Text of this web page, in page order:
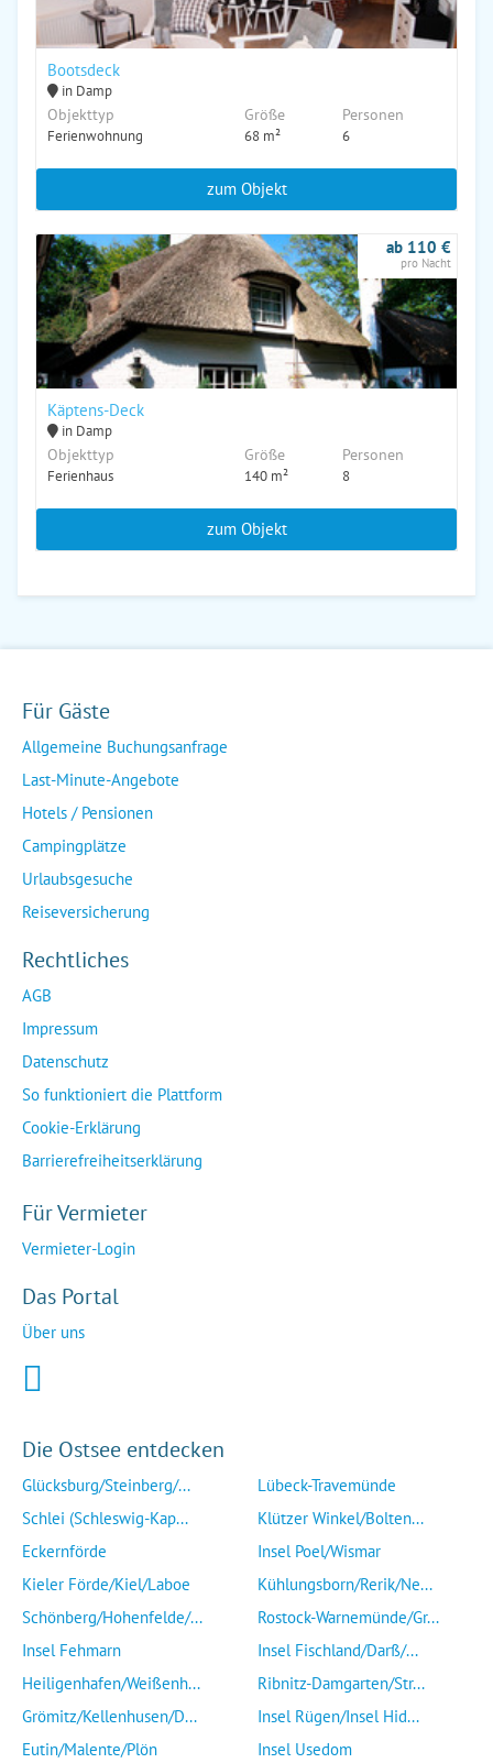
Bootsdeck
in Damp
Objekttyp
Ferienwohnung
Größe
68 m²
Personen
6
zum Objekt
Käptens-Deck
in Damp
Objekttyp
Ferienhaus
Größe
140 m²
Personen
8
ab 110 €
pro Nacht
zum Objekt
Für Gäste
Allgemeine Buchungsanfrage
Last-Minute-Angebote
Hotels / Pensionen
Campingplätze
Urlaubsgesuche
Reiseversicherung
Rechtliches
AGB
Impressum
Datenschutz
So funktioniert die Plattform
Cookie-Erklärung
Barrierefreiheitserklärung
Für Vermieter
Vermieter-Login
Das Portal
Über uns
Die Ostsee entdecken
Glücksburg/Steinberg/...
Schlei (Schleswig-Kap...
Eckernförde
Kieler Förde/Kiel/Laboe
Schönberg/Hohenfelde/...
Insel Fehmarn
Heiligenhafen/Weißenh...
Grömitz/Kellenhusen/D...
Eutin/Malente/Plön
Lübeck-Travemünde
Klützer Winkel/Bolten...
Insel Poel/Wismar
Kühlungsborn/Rerik/Ne...
Rostock-Warnemünde/Gr...
Insel Fischland/Darß/...
Ribnitz-Damgarten/Str...
Insel Rügen/Insel Hid...
Insel Usedom